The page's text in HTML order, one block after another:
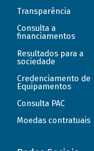
Transparência
Consulta a
financiamentos
Resultados para a
sociedade
Credenciamento de
Equipamentos
Consulta PAC
Moedas contratuais